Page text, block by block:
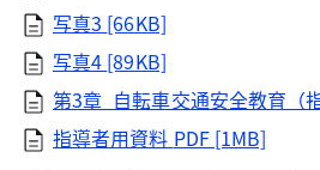
写真3 [66KB]
写真4 [89KB]
第3章_自転車交通安全教育（
指導者用資料 PDF [1MB]